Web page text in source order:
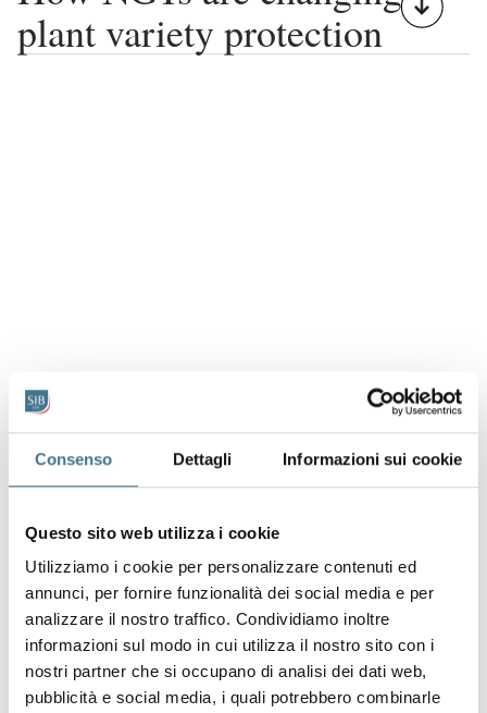
Consenso Dettagli Informazioni sui cookie
Questo sito web utilizza i cookie
Utilizziamo i cookie per personalizzare contenuti ed
annunci, per fornire funzionalità dei social media e per
analizzare il nostro traffico. Condividiamo inoltre
informazioni sul modo in cui utilizza il nostro sito con i
nostri partner che si occupano di analisi dei dati web,
pubblicità e social media, i quali potrebbero combinarle
plant variety protection